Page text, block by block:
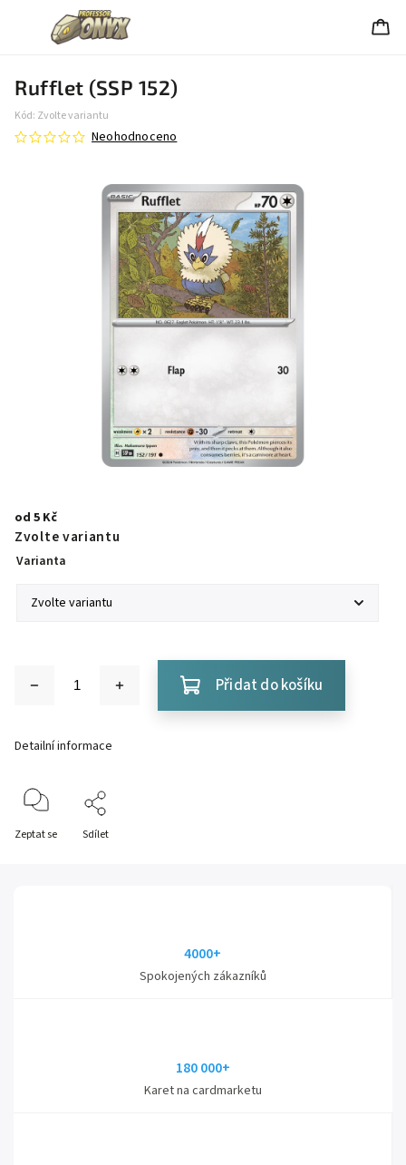
Rufflet (SSP 152)
Kód: Zvolte variantu
Neohodnoceno
od 5 Kč
Zvolte variantu
Varianta
Přidat do košíku
Detailní informace
Zeptat se Sdílet
4000+
Spokojených zákazníků
180 000+
Karet na cardmarketu